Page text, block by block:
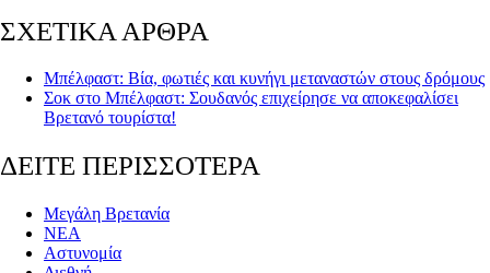
ΣΧΕΤΙΚΑ ΑΡΘΡΑ
Μπέλφαστ: Βία, φωτιές και κυνήγι μεταναστών στους δρόμους
Σοκ στο Μπέλφαστ: Σουδανός επιχείρησε να αποκεφαλίσει
Βρετανό τουρίστα!
ΔΕΙΤΕ ΠΕΡΙΣΣΟΤΕΡΑ
Μεγάλη Βρετανία
ΝΕΑ
Αστυνομία